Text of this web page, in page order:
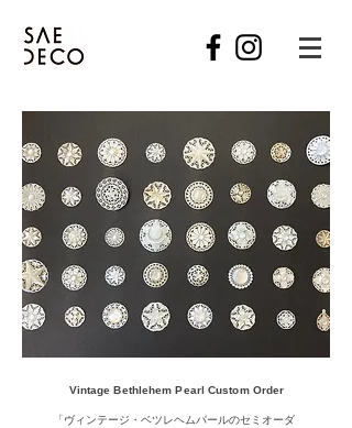
Vintage Bethlehem Pearl Custom Order
「ヴィンテージ・ベツレヘムパールのセミオーダ